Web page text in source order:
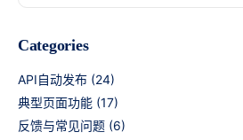
Categories
API自动发布 (24)
典型页面功能 (17)
反馈与常见问题 (6)